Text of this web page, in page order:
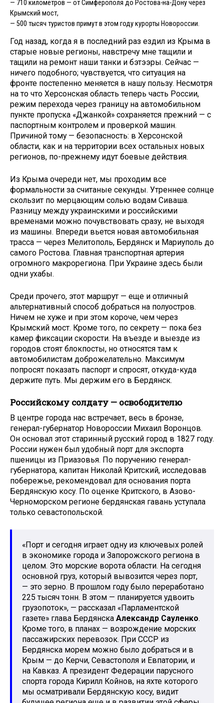
— 710 километров — от Симферополя до Ростова-на-Дону через
Крымский мост,
— 500 тысяч туристов примут в этом году курорты Новороссии.
Год назад, когда я в последний раз ездил из Крыма в
старые новые регионы, навстречу мне тащили и
тащили на ремонт наши танки и бэтээры. Сейчас —
ничего подобного; чувствуется, что ситуация на
фронте постепенно меняется в нашу пользу. Несмотря
на то что Херсонская область теперь часть России,
режим перехода через границу на автомобильном
пункте пропуска «Джанкой» сохраняется прежний — с
паспортным контролем и проверкой машин.
Причиной тому — безопасность: в Херсонской
области, как и на территории всех остальных новых
регионов, по-прежнему идут боевые действия.
Из Крыма очереди нет, мы проходим все
формальности за считаные секунды. Утреннее солнце
скользит по мерцающим солью водам Сиваша.
Разницу между украинскими и российскими
временами можно почувствовать сразу, не выходя
из машины. Впереди вьется новая автомобильная
трасса — через Мелитополь, Бердянск и Мариуполь до
самого Ростова. Главная транспортная артерия
огромного макрорегиона. При Украине здесь были
одни ухабы.
Среди прочего, этот маршрут — еще и отличный
альтернативный способ добраться на полуостров.
Ничем не хуже и при этом короче, чем через
Крымский мост. Кроме того, по секрету — пока без
камер фиксации скорости. На въезде и выезде из
городов стоят блокпосты, но относятся там к
автомобилистам доброжелательно. Максимум
попросят показать паспорт и спросят, откуда-куда
держите путь. Мы держим его в Бердянск.
Российскому солдату — освободителю
В центре города нас встречает, весь в бронзе,
генерал-губернатор Новороссии Михаил Воронцов.
Он основал этот старинный русский город в 1827 году.
России нужен был удобный порт для экспорта
пшеницы из Приазовья. По поручению генерал-
губернатора, капитан Николай Критский, исследовав
побережье, рекомендовал для основания порта
Бердянскую косу. По оценке Критского, в Азово-
Черноморском регионе бердянская гавань уступала
только севастопольской.
«Порт и сегодня играет одну из ключевых ролей
в экономике города и Запорожского региона в
целом. Это морские ворота области. На сегодня
основной груз, который вывозится через порт,
— это зерно. В прошлом году было переработано
225 тысяч тонн. В этом — планируется удвоить
грузопоток», — рассказал «Парламентской
газете» глава Бердянска Александр Сауленко.
Кроме того, в планах — возрождение морских
пассажирских перевозок. При СССР из
Бердянска морем можно было добраться и в
Крым — до Керчи, Севастополя и Евпатории, и
на Кавказ. А президент Федерации парусного
спорта города Кирилл Койнов, на яхте которого
мы осматривали Бердянскую косу, видит